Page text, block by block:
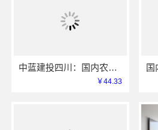
中蓝建投四川：国内农村建房省心推荐一站式托管
￥44.33